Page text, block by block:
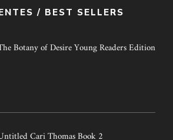
/ BEST SELLERS
Botany of Desire Young Readers Edition
Cari Thomas Book 2